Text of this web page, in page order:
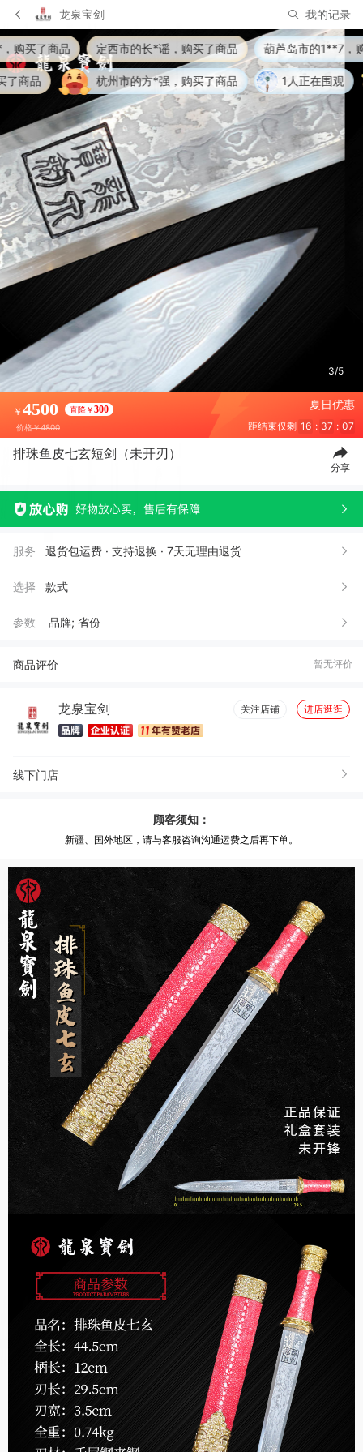
龙泉宝剑 我的记录
定西市的长*谣，购买了商品
杭州市的方*强，购买了商品 1人正在围观
葫芦岛市的1**7，购买了商品
定西市
3/5
￥ 4500 直降￥300
价格￥4800
夏日优惠
距结束仅剩 16 : 37 : 05
排珠鱼皮七玄短剑（未开刃）
分享
服务 退货包运费 · 支持退换 · 7天无理由退货
选择 款式
参数 品牌; 省份
商品评价 暂无评价
龙泉宝剑 关注店铺 进店逛逛
线下门店
顾客须知：
新疆、国外地区，请与客服咨询沟通运费之后再下单。